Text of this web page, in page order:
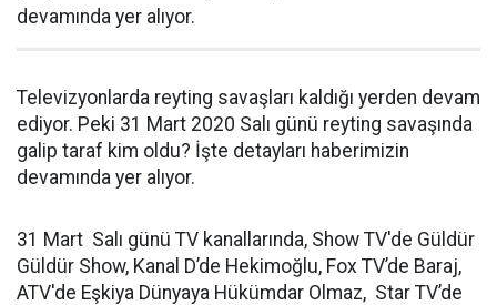
devamında yer alıyor.
Televizyonlarda reyting savaşları kaldığı yerden devam
ediyor. Peki 31 Mart 2020 Salı günü reyting savaşında
galip taraf kim oldu? İşte detayları haberimizin
devamında yer alıyor.
31 Mart Salı günü TV kanallarında, Show TV'de Güldür
Güldür Show, Kanal D’de Hekimoğlu, Fox TV’de Baraj,
ATV'de Eşkiya Dünyaya Hükümdar Olmaz, Star TV’de